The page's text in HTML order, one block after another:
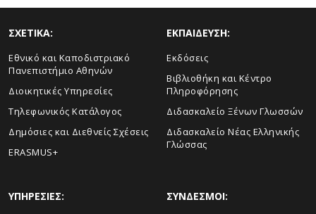
ΣΧΕΤΙΚΑ:
Εθνικό και Καποδιστριακό
Πανεπιστήμιο Αθηνών
Διοικητικές Υπηρεσίες
Τηλεφωνικός Κατάλογος
Δημόσιες και Διεθνείς Σχέσεις
ERASMUS+
ΕΚΠΑΙΔΕΥΣΗ:
Εκδόσεις
Βιβλιοθήκη και Κέντρο
Πληροφόρησης
Διδασκαλείο Ξένων Γλωσσών
Διδασκαλείο Νέας Ελληνικής
Γλώσσας
ΥΠΗΡΕΣΙΕΣ: ΣΥΝΔΕΣΜΟΙ: